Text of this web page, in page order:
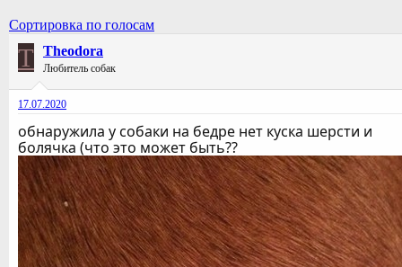
Сортировка по голосам
T Theodora
Любитель собак
17.07.2020
обнаружила у собаки на бедре нет куска шерсти и
болячка (что это может быть??